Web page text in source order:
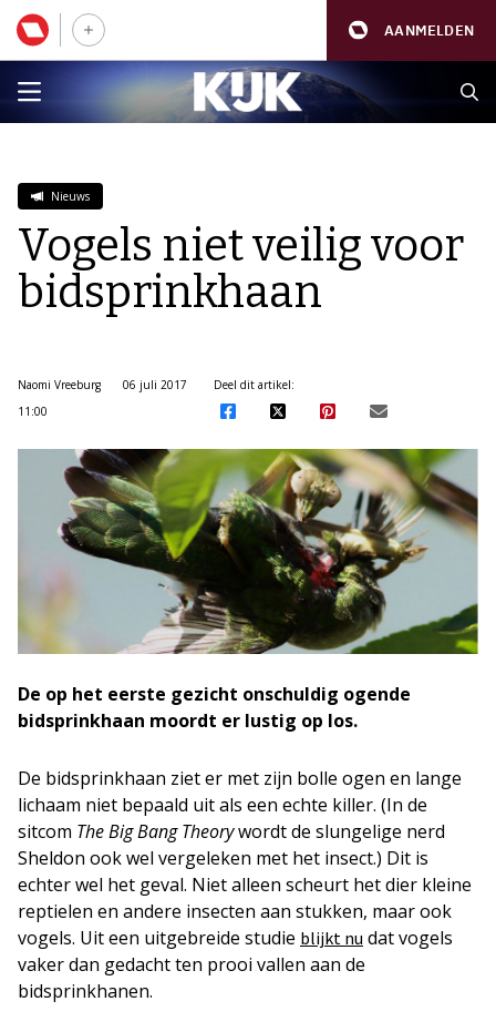
AANMELDEN
Nieuws
Vogels niet veilig voor
bidsprinkhaan
Naomi Vreeburg
06 juli 2017
11:00
Deel dit artikel:
De op het eerste gezicht onschuldig ogende
bidsprinkhaan moordt er lustig op los.
De bidsprinkhaan ziet er met zijn bolle ogen en lange
lichaam niet bepaald uit als een echte killer. (In de
sitcom The Big Bang Theorywordt de slungelige nerd
Sheldon ook wel vergeleken met het insect.) Dit is
echter wel het geval. Niet alleen scheurt het dier kleine
reptielen en andere insecten aan stukken, maar ook
vogels. Uit een uitgebreide studie blijkt nu dat vogels
vaker dan gedacht ten prooi vallen aan de
bidsprinkhanen.